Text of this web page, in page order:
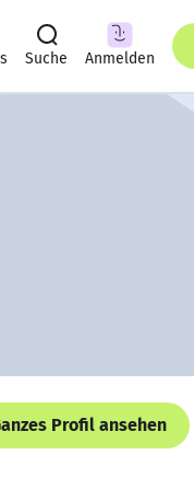
Suche Anmelden
Profil ansehen